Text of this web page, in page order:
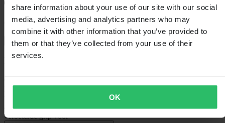
share information about your use of our site with our social
media, advertising and analytics partners who may
combine it with other information that you’ve provided to
them or that they’ve collected from your use of their
services.
OK
60 dagen retourrecht
Bekijk retourvoorwaarden
Beschrijving
levert de racebewezen bandsamenstelling van de SI uitstekende
tractie in zachte/gemiddelde omstandigheden. De antiflex-noppen
aan de zijgroeven bieden solide rechte stabiliteit. Het heeft ook
verbeterde grip voor